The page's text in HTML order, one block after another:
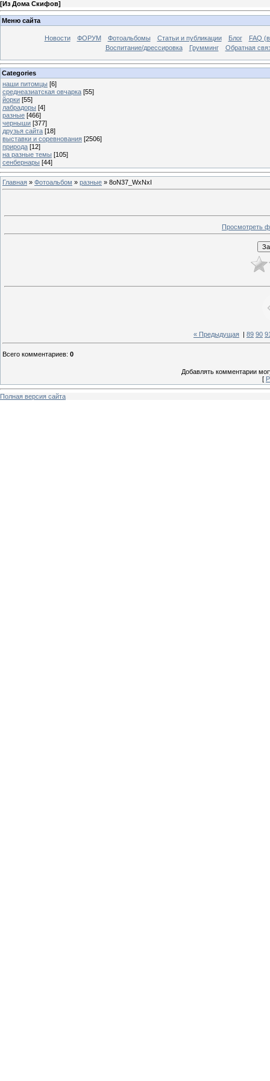
[Из Дома Скифов]
Меню сайта
Новости ФОРУМ Фотоальбомы Статьи и публикации Блог
FAQ
Воспитание/дрессировка
Грумминг Обратная
Categories
наши питомцы [6]
среднеазиатская овчарка [55]
йорки [55]
лабрадоры [4]
разные [466]
черныши [377]
друзья сайта [18]
выставки и соревнования [2506]
природа [12]
на разные темы [105]
сенбернары [44]
Главная » Фотоальбом » разные » 8oN37_WxNxI
Просмотреть
« Предыдущая | 89 90
Всего комментариев: 0
Добавлять комментарии
[
Полная версия сайта